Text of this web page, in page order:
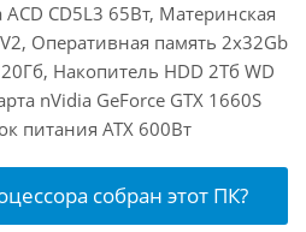
CD5L3 65Вт, Материнская
Оперативная память 2x32Gb
Накопитель HDD 2Тб WD
nVidia GeForce GTX 1660S
питания ATX 600Вт
собран этот ПК?